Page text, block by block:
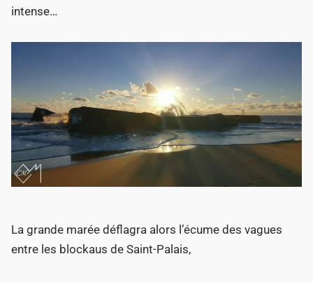
intense…
La grande marée déflagra alors l’écume des vagues
entre les blockaus de Saint-Palais,